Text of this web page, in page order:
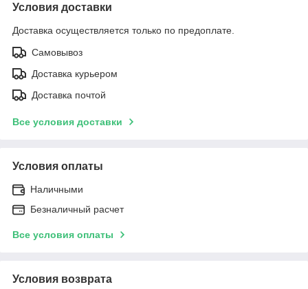
Условия доставки
Доставка осуществляется только по предоплате.
Самовывоз
Доставка курьером
Доставка почтой
Все условия доставки
Условия оплаты
Наличными
Безналичный расчет
Все условия оплаты
Условия возврата